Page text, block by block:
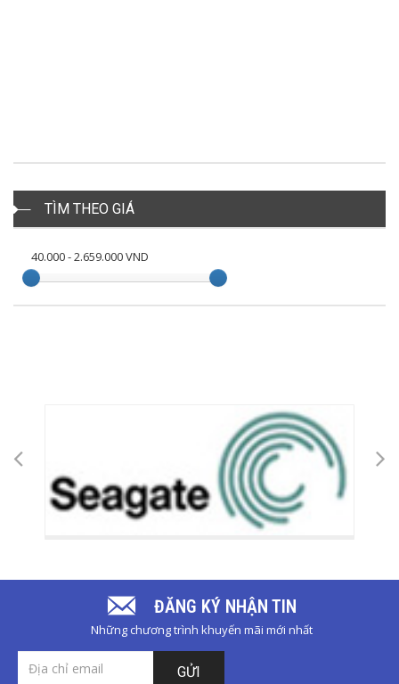
TÌM THEO GIÁ
40.000-2.659.000VND
ĐĂNG KÝ NHẬN TIN
Những chương trình khuyến mãi mới nhất
GỬI